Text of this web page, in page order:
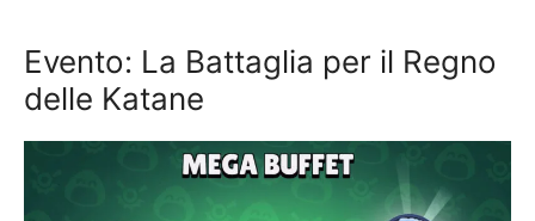
Evento: La Battaglia per il Regno
delle Katane